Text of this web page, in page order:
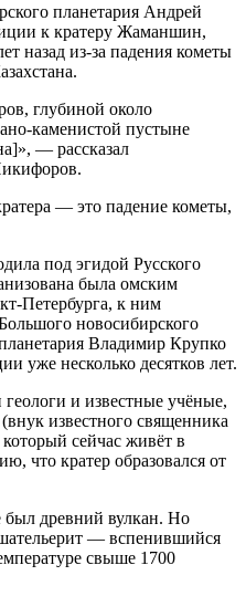
планетария Андрей
к кратеру Жаманшин,
назад из-за падения кометы
глубиной около
каменистой пустыне
— рассказал
— это падение кометы,
под эгидой Русского
была омским
Петербурга, к ним
новосибирского
Владимир Крупко
уже несколько десятков лет.
и известные учёные,
известного священника
сейчас живёт в
что кратер образовался от
был древний вулкан. Но
— вспенившийся
свыше 1700